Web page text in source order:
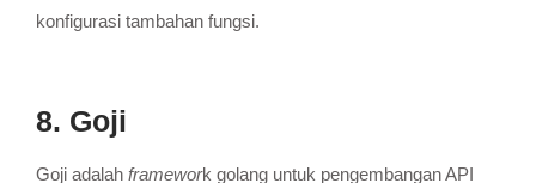
konfigurasi tambahan fungsi.
8. Goji
Goji adalah framework golang untuk pengembangan API